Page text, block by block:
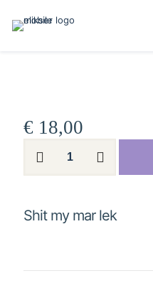
€ 18,00
Shit my mar lek